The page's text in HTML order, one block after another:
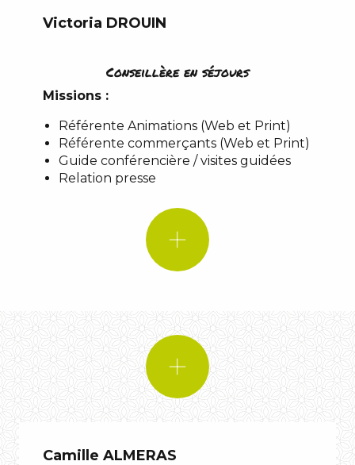
Victoria DROUIN
Conseillère en séjours
Missions :
Référente Animations (Web et Print)
Référente commerçants (Web et Print)
Guide conférencière / visites guidées
Relation presse
Une musique :
Cheddar-Népal
Une citation :
Un animal :
SI J’ETAIS !
Un lieu
Gorges du Tarn…
Une musique :Bohemian Rhapsody –
Camille ALMERAS